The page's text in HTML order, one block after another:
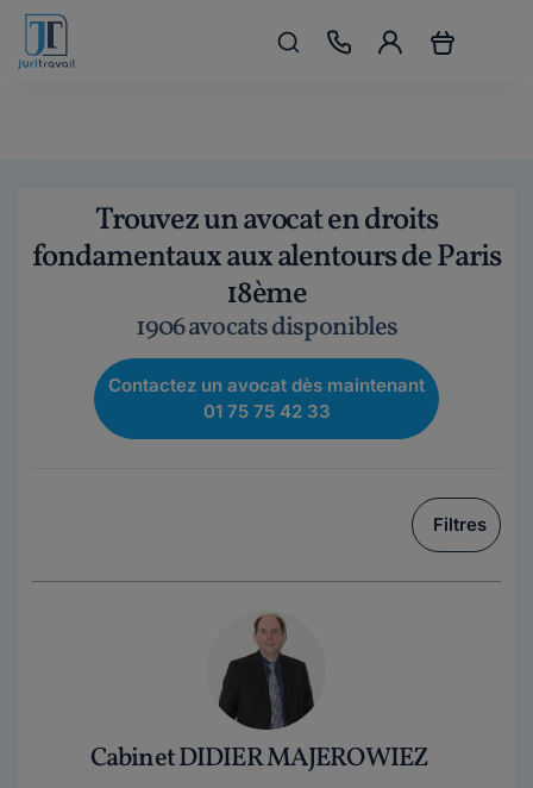
Trouvez un avocat en droits
fondamentaux aux alentours de Paris
18ème
1906 avocats disponibles
Contactez un avocat dès maintenant
01 75 75 42 33
Filtres
Cabinet DIDIER MAJEROWIEZ